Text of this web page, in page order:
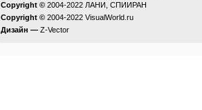
Copyright © 2004-2022 ЛАНИ, СПИИРАН
Copyright © 2004-2022 VisualWorld.ru
Дизайн — Z-Vector